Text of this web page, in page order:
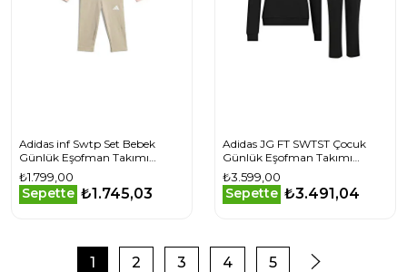
Adidas inf Swtp Set Bebek
Günlük Eşofman Takımı
KD5935 Pembe
₺1.799,00
Sepette ₺1.745,03
Adidas JG FT SWTST Çocuk
Günlük Eşofman Takımı
KS7595 Siyah
₺3.599,00
Sepette ₺3.491,04
1 2 3 4 5